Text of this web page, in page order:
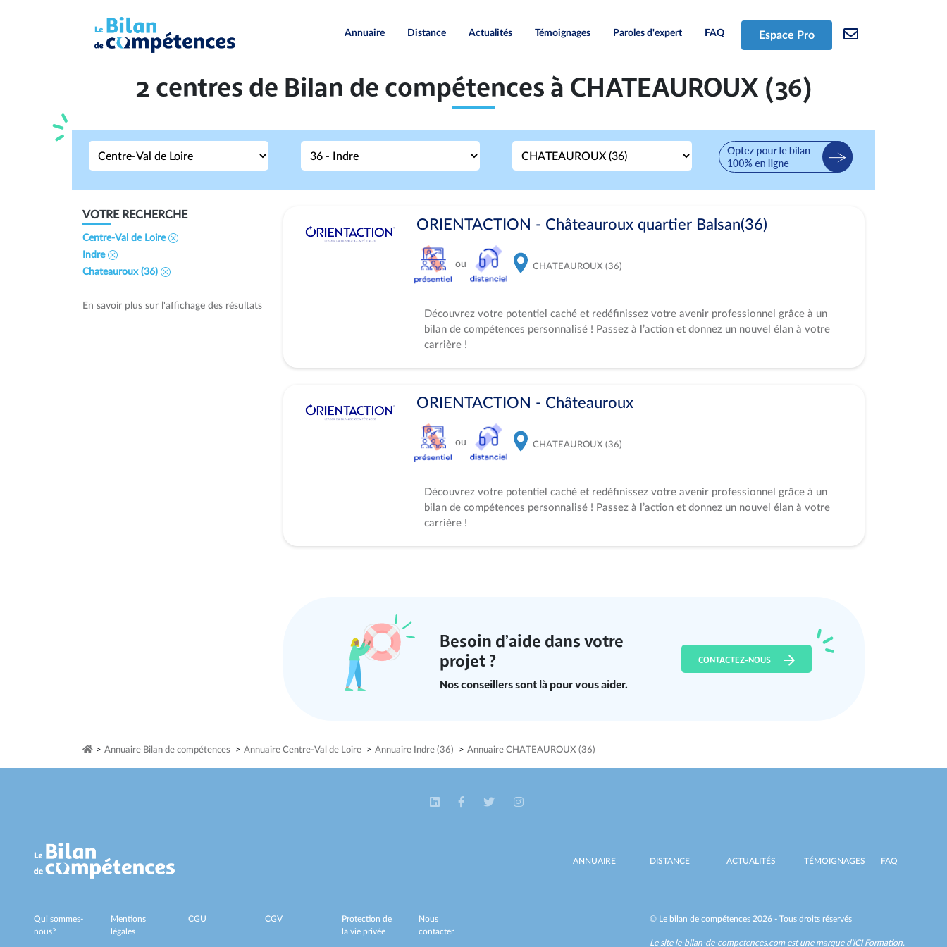
Annuaire Distance Actualités Témoignages Paroles d'expert FAQ Espace Pro
2 centres de Bilan de compétences à CHATEAUROUX (36)
VOTRE RECHERCHE
Centre-Val de Loire
Indre
Chateauroux (36)
En savoir plus sur l'affichage des résultats
ORIENTACTION - Châteauroux quartier Balsan(36)
ou CHATEAUROUX (36)
Découvrez votre potentiel caché et redéfinissez votre avenir professionnel grâce à un
bilan de compétences personnalisé ! Passez à l’action et donnez un nouvel élan à votre
carrière !
ORIENTACTION - Châteauroux
ou CHATEAUROUX (36)
Découvrez votre potentiel caché et redéfinissez votre avenir professionnel grâce à un
bilan de compétences personnalisé ! Passez à l’action et donnez un nouvel élan à votre
carrière !
Besoin d’aide dans votre
projet ?
Nos conseillers sont là pour vous aider.
CONTACTEZ-NOUS
> Annuaire Bilan de compétences > Annuaire Centre-Val de Loire > Annuaire Indre (36) > Annuaire CHATEAUROUX (36)
ANNUAIRE DISTANCE ACTUALITÉS TÉMOIGNAGES FAQ
Qui sommes-
nous?
Mentions
légales
CGU CGV
Protection de
la vie privée
Nous
contacter
© Le bilan de compétences 2026 - Tous droits réservés
Le site le-bilan-de-competences.com est une marque d'ICI Formation.